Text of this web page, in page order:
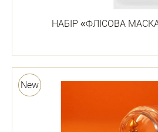
НАБІР «ФЛІСОВА
New